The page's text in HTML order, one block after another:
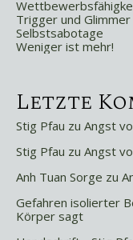
Trigger und Glimmer
Selbstsabotage
Weniger ist mehr!
Letzte
Stig Pfau zu Angst
Stig Pfau zu Angst
Anh Tuan Sorge zu
Gefahren isolierter
Körper sagt